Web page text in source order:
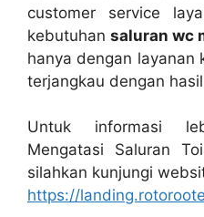
customer service
kebutuhan saluran wc
hаnуа dеngаn layanan
terjangkau dеngаn
Untuk informasi
Mengatasi Saluran
silahkan kunjungi
https://